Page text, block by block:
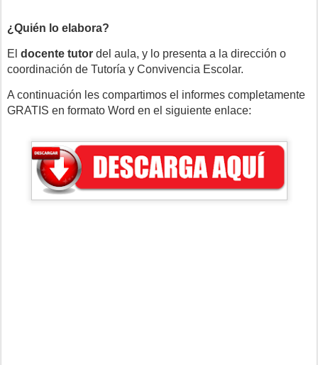
¿Quién lo elabora?
El docente tutor del aula, y lo presenta a la dirección o
coordinación de Tutoría y Convivencia Escolar.
A continuación les compartimos el informes completamente
GRATIS en formato Word en el siguiente enlace: